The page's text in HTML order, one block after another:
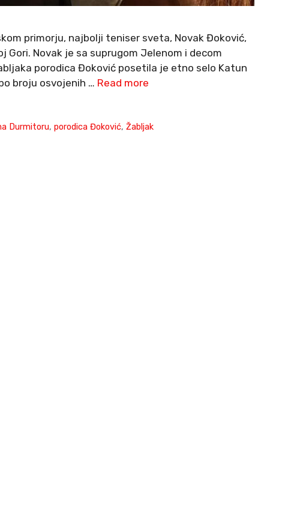
primorju, najbolji teniser sveta, Novak Đoković,
Gori. Novak je sa suprugom Jelenom i decom
porodica Đoković posetila je etno selo Katun
broju osvojenih … Read more
Durmitoru,porodica Đoković,Žabljak